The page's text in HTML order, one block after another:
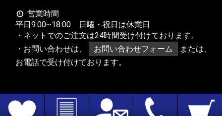
営業時間
平日9:00~18:00 日曜・祝日は休業日
・ネットでのご注文は24時間受け付けております。
・お問い合わせは、
お問い合わせフォーム
または、
お電話で受け付けております。